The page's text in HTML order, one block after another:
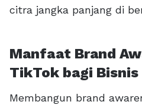
citra jangka panjang di
Manfaat Brand
TikTok bagi Bisnis
Membangun brand